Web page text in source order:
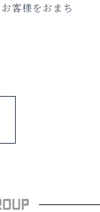
客様をおまち